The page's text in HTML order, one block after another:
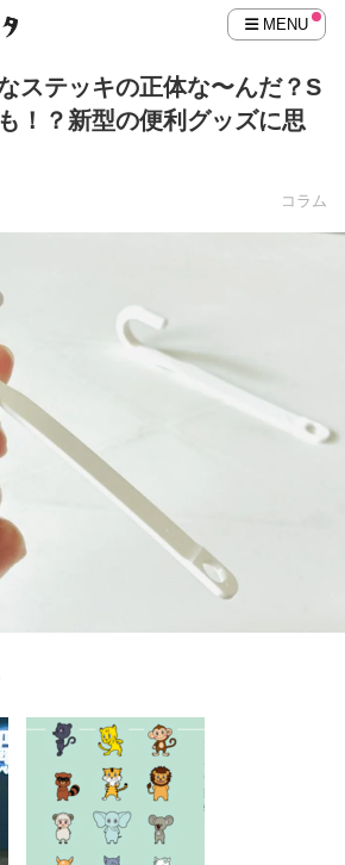
MENU
ステッキの正体な〜んだ？S
！？新型の便利グッズに思
コラム